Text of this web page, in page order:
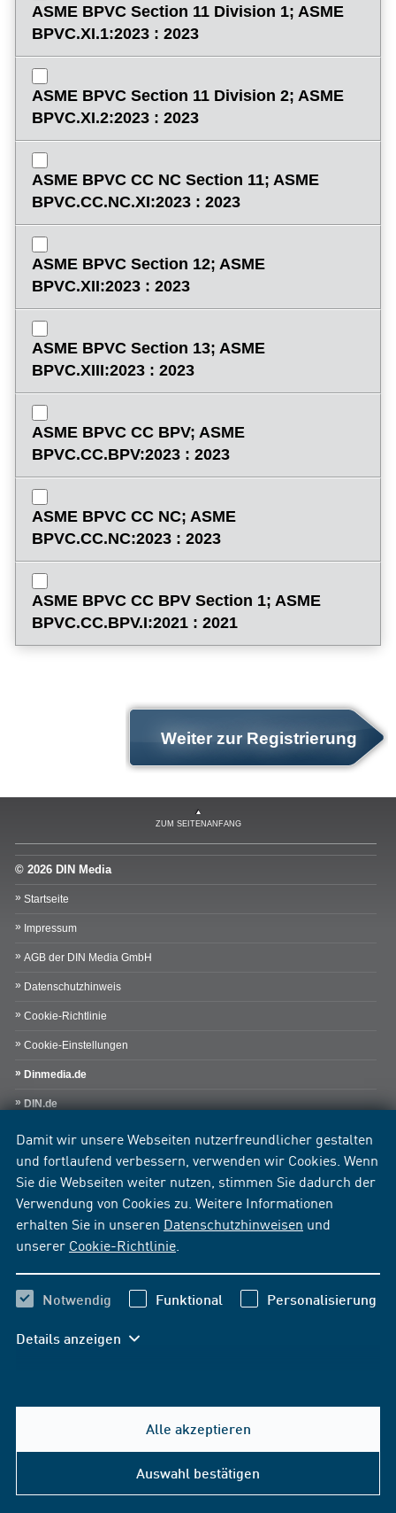
Damit wir unsere Webseiten nutzerfreundlicher gestalten
und fortlaufend verbessern, verwenden wir Cookies. Wenn
Sie die Webseiten weiter nutzen, stimmen Sie dadurch der
Verwendung von Cookies zu. Weitere Informationen
erhalten Sie in unseren Datenschutzhinweisen und
unserer Cookie-Richtlinie
Notwendig Funktional Personalisierung
Details anzeigen
Alle akzeptieren
Auswahl bestätigen
ASME BPVC Section 11 Division 1; ASME
BPVC.XI.1:2023 : 2023
ASME BPVC Section 11 Division 2; ASME
BPVC.XI.2:2023 : 2023
ASME BPVC CC NC Section 11; ASME
BPVC.CC.NC.XI:2023 : 2023
ASME BPVC Section 12; ASME
BPVC.XII:2023 : 2023
ASME BPVC Section 13; ASME
BPVC.XIII:2023 : 2023
ASME BPVC CC BPV; ASME
BPVC.CC.BPV:2023 : 2023
ASME BPVC CC NC; ASME
BPVC.CC.NC:2023 : 2023
ASME BPVC CC BPV Section 1; ASME
BPVC.CC.BPV.I:2021 : 2021
Weiter zur Registrierung
ZUM SEITENANFANG
© 2026 DIN Media
Startseite
Impressum
AGB der DIN Media GmbH
Datenschutzhinweis
Cookie-Richtlinie
Cookie-Einstellungen
Dinmedia.de
DIN.de
Bleiben Sie auf dem neuesten Stand!
News per Facebook
Hilfe & Kontakt